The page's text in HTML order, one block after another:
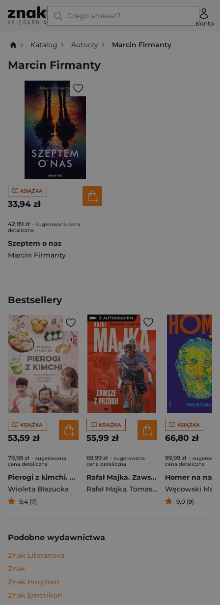
Czego szukasz?
Konto
Katalog Autorzy Marcin Firmanty
Marcin Firmanty
KSIĄŻKA
33,94 zł
42,99 zł - sugerowana cena
detaliczna
Szeptem o nas
Marcin Firmanty
Bestsellery
KSIĄŻKA
53,59 zł
79,99 zł - sugerowana
cena detaliczna
Pierogi z kimchi. Moje ulubione azjatyckie przepisy
Wioleta Błazucka
9,4 (7)
KSIĄŻKA
55,99 zł
69,99 zł - sugerowana
cena detaliczna
Rafał Majka. Zawsze z przodu. Rozmawia Tomasz Kalemba - książka z autografem
Rafał Majka, Tomasz Kalemba
KSIĄŻKA
66,80 zł
99,99 zł -
cena detaliczna
Węcowski
9,0 (9)
Podobne wydawnictwa
Znak Literanova
Znak
Znak Horyzont
Znak Emotikon